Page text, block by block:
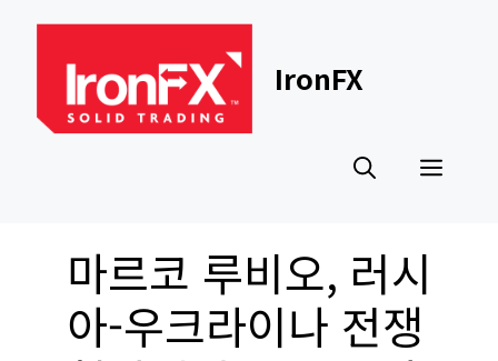
content
IronFX
마르코 루비오, 러시
아-우크라이나 전쟁